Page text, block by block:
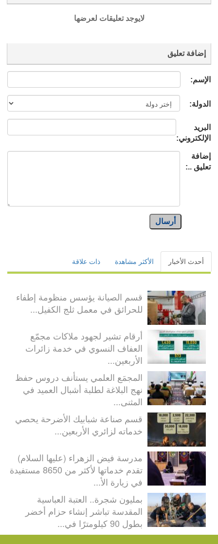
لايوجد تعليقات لعرضها
إضافة تعليق
الإسم:
الدولة:
البريد
الإلكتروني:
إضافة
تعليق ..:
أرسال
أحدث الأخبار الأكثر مشاهدة ذات علاقة
قسم الصيانة يؤسس منظومة إطفاء
للحرائق في معمل ثلج الكفيل...
أرقام تشير لجهود ملاكات مجمّع
العفاف النسوي في خدمة زائرات
الأربعين...
المجمَع العلمي يستأنف دروس حفظ
نهج البلاغة لطلبة أشبال العميد في
المثنى...
قسم صناعة شبابيك الأضرحة يحصي
خدماته لزائري الأربعين...
مدرسة فيض الزهراء (عليها السلام)
تقدم خدماتها لأكثر من 8650 مستفيدة
في زيارة الأ...
بمليون شجرة.. العتبة العباسية
المقدسة تباشر إنشاء حزام أخضر
بطول 90 كيلومترًا في...